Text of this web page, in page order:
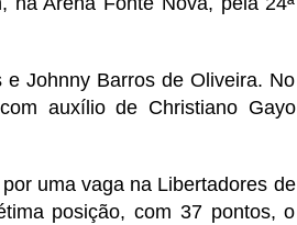
Johnny Barros de Oliveira. No
auxílio de Christiano Gayo
uma vaga na Libertadores de
posição, com 37 pontos, o